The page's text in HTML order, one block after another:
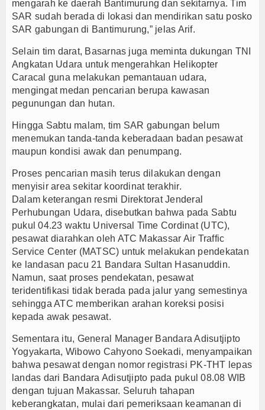
mengarah ke daerah Bantimurung dan sekitarnya. Tim
SAR sudah berada di lokasi dan mendirikan satu posko
SAR gabungan di Bantimurung,” jelas Arif.
Selain tim darat, Basarnas juga meminta dukungan TNI
Angkatan Udara untuk mengerahkan Helikopter
Caracal guna melakukan pemantauan udara,
mengingat medan pencarian berupa kawasan
pegunungan dan hutan.
Hingga Sabtu malam, tim SAR gabungan belum
menemukan tanda-tanda keberadaan badan pesawat
maupun kondisi awak dan penumpang.
Proses pencarian masih terus dilakukan dengan
menyisir area sekitar koordinat terakhir.
Dalam keterangan resmi Direktorat Jenderal
Perhubungan Udara, disebutkan bahwa pada Sabtu
pukul 04.23 waktu Universal Time Cordinat (UTC),
pesawat diarahkan oleh ATC Makassar Air Traffic
Service Center (MATSC) untuk melakukan pendekatan
ke landasan pacu 21 Bandara Sultan Hasanuddin.
Namun, saat proses pendekatan, pesawat
teridentifikasi tidak berada pada jalur yang semestinya
sehingga ATC memberikan arahan koreksi posisi
kepada awak pesawat.
Sementara itu, General Manager Bandara Adisutjipto
Yogyakarta, Wibowo Cahyono Soekadi, menyampaikan
bahwa pesawat dengan nomor registrasi PK-THT lepas
landas dari Bandara Adisutjipto pada pukul 08.08 WIB
dengan tujuan Makassar. Seluruh tahapan
keberangkatan, mulai dari pemeriksaan keamanan di